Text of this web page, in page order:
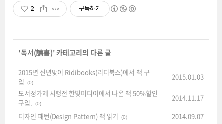
2 구독하기
'독서(讀書)' 카테고리의 다른 글
2015년 신년맞이 Ridibooks(리디북스)에서 책 구
입
(0)
2015.01.03
도서정가제 시행전 한빛미디어에서 나온 책 50%할인
구입.
(0)
2014.11.17
디자인 패턴(Design Pattern) 책 읽기
(0)
2014.09.07